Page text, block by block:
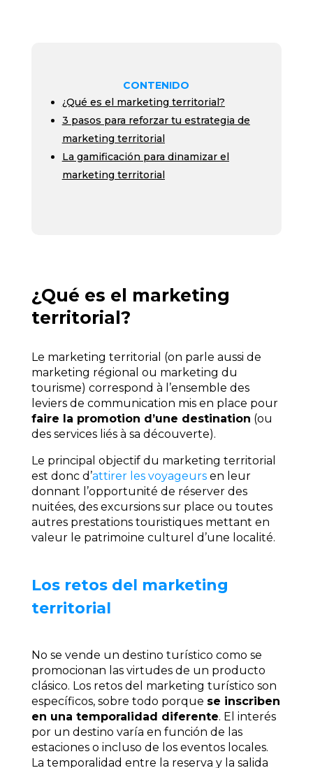
CONTENIDO
¿Qué es el marketing territorial?
3 pasos para reforzar tu estrategia de
marketing territorial
La gamificación para dinamizar el
marketing territorial
¿Qué es el marketing
territorial?
Le marketing territorial (on parle aussi de
marketing régional ou marketing du
tourisme) correspond à l’ensemble des
leviers de communication mis en place pour
faire la promotion d’une destination (ou
des services liés à sa découverte).
Le principal objectif du marketing territorial
est donc d’attirer les voyageursen leur
donnant l’opportunité de réserver des
nuitées, des excursions sur place ou toutes
autres prestations touristiques mettant en
valeur le patrimoine culturel d’une localité.
Los retos del marketing
territorial
No se vende un destino turístico como se
promocionan las virtudes de un producto
clásico. Los retos del marketing turístico son
específicos, sobre todo porque se inscriben
en una temporalidad diferente. El interés
por un destino varía en función de las
estaciones o incluso de los eventos locales.
La temporalidad entre la reserva y la salida